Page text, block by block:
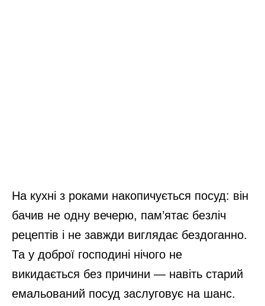
На кухні з роками накопичується посуд: він
бачив не одну вечерю, пам’ятає безліч
рецептів і не завжди виглядає бездоганно.
Та у доброї господині нічого не
викидається без причини — навіть старий
емальований посуд заслуговує на шанс.